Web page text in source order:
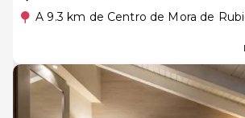
A 9.3 km de Centro de Mora de